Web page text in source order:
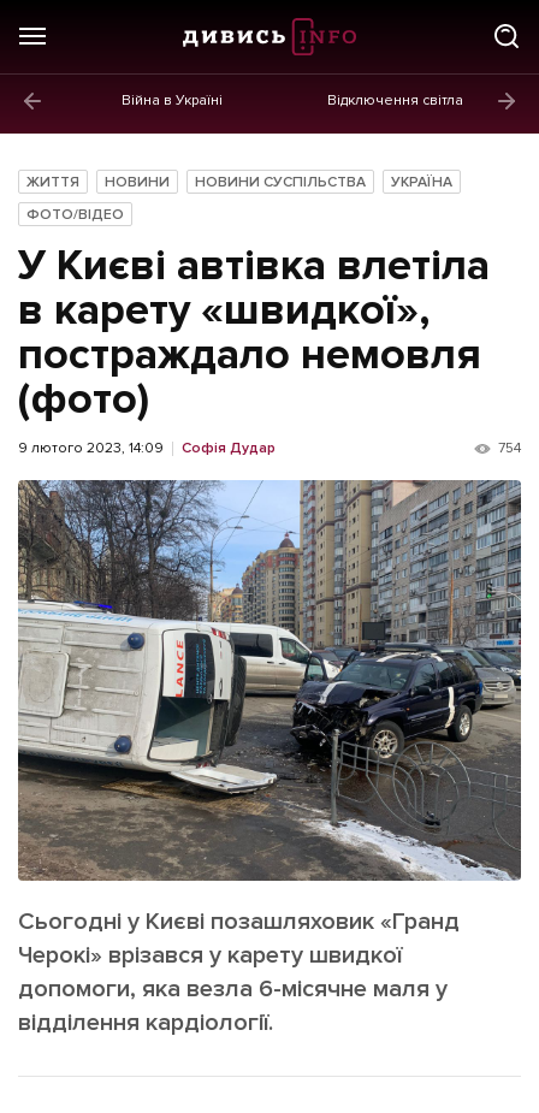
Війна в Україні Відключення світла
Новини
Політика
Економіка
Бізнес
Життя
Культура
Афіша
ІНШЕ
Інтерв'ю
Картки
Репортаж
Розслідування
Погляди
Ініціативи
Лонгріди
Прес-релізи
Фото/Відео
Made in Lviv
Зв'язатися з нами
[email protected] Реклама на сайті
Політика конфіденційності
Наші соц мережі
ЖИТТЯ НОВИНИ НОВИНИ СУСПІЛЬСТВА
УКРАЇНА
ФОТО/ВІДЕО
У Києві автівка влетіла
в карету «швидкої»,
постраждало немовля
(фото)
9 лютого 2023, 14:09 Софія Дудар 754
Сьогодні у Києві позашляховик «Гранд
Черокі» врізався у карету швидкої
допомоги, яка везла 6-місячне маля у
відділення кардіології.